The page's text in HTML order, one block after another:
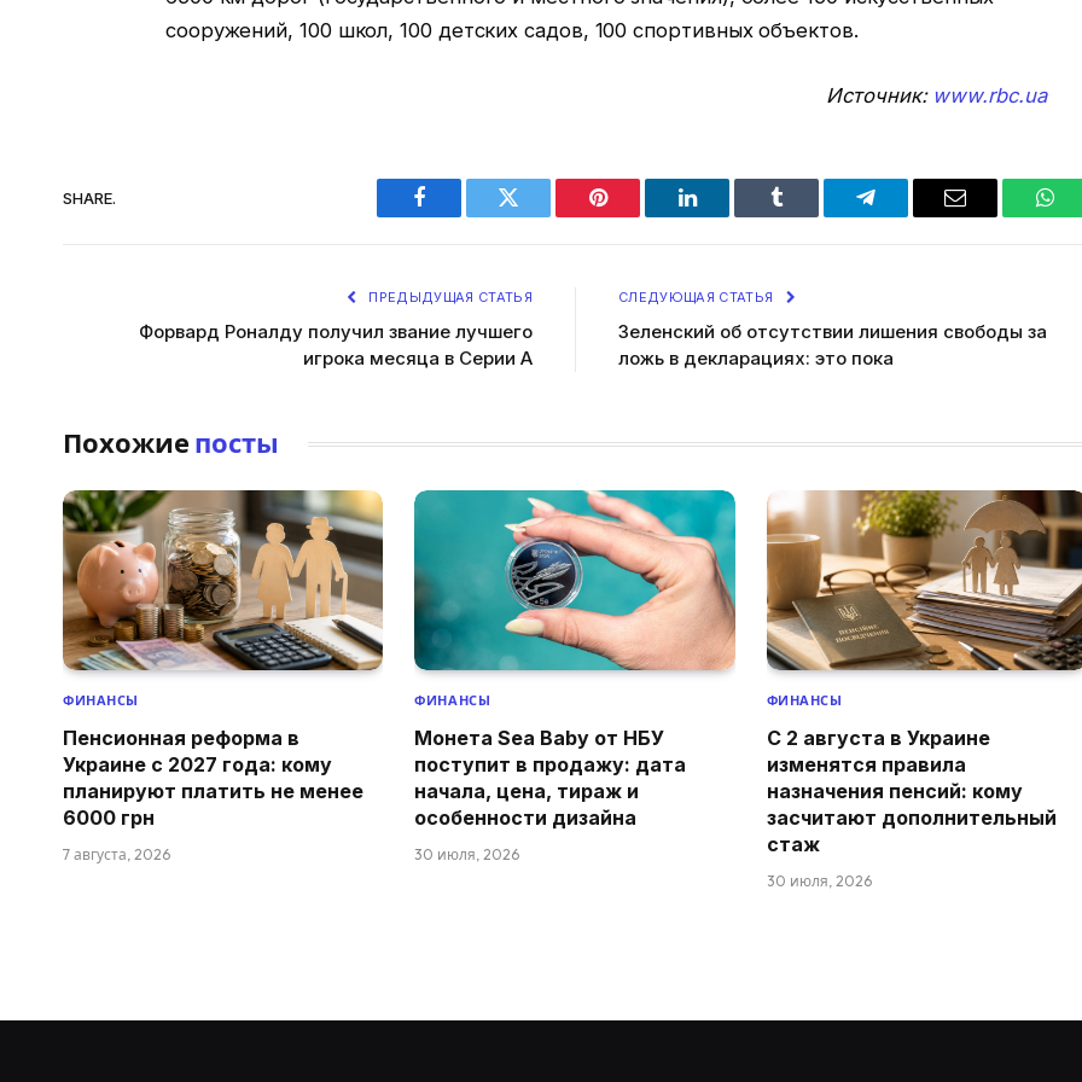
сооружений, 100 школ, 100 детских садов, 100 спортивных объектов.
Источник: www.rbc.ua
SHARE.
Facebook Twitter Pinterest LinkedIn Tumblr Telegram Email
ПРЕДЫДУЩАЯ СТАТЬЯ
Форвард Роналду получил звание лучшего
игрока месяца в Серии А
СЛЕДУЮЩАЯ СТАТЬЯ
Зеленский об отсутствии лишения свободы за
ложь в декларациях: это пока
Похожие посты
ФИНАНСЫ
Пенсионная реформа в
Украине с 2027 года: кому
планируют платить не менее
6000 грн
7 августа, 2026
ФИНАНСЫ
Монета Sea Baby от НБУ
поступит в продажу: дата
начала, цена, тираж и
особенности дизайна
30 июля, 2026
ФИНАНСЫ
С 2 августа в Украине
изменятся правила
назначения пенсий: кому
засчитают дополнительный
стаж
30 июля, 2026